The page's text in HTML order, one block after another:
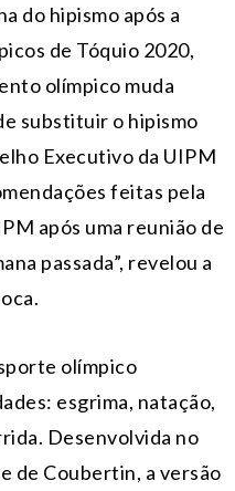
do hipismo após a
de Tóquio 2020,
olímpico muda
substituir o hipismo
Executivo da UIPM
feitas pela
após uma reunião de
passada”, revelou a
olímpico
esgrima, natação,
Desenvolvida no
de Coubertin, a versão